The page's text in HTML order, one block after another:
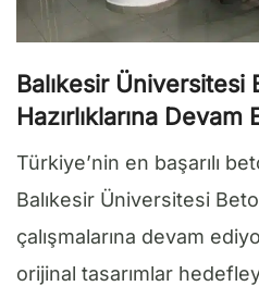
Balıkesir Üniversitesi
Hazırlıklarına Devam
Türkiye’nin en başarılı
Balıkesir Üniversitesi
çalışmalarına devam
orijinal tasarımlar